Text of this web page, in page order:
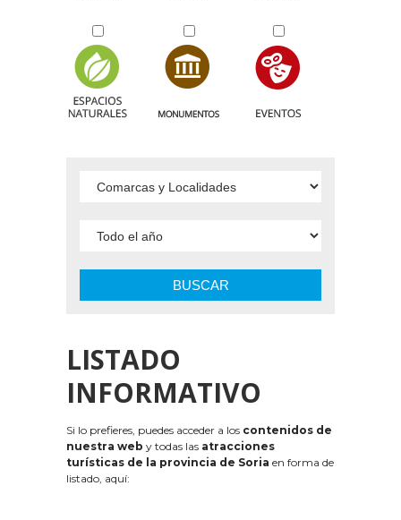
BUSCAR
LISTADO
INFORMATIVO
Si lo prefieres, puedes acceder a los contenidos de
nuestra web y todas las atracciones
turísticas de la provincia de Soria en forma de
listado, aquí: